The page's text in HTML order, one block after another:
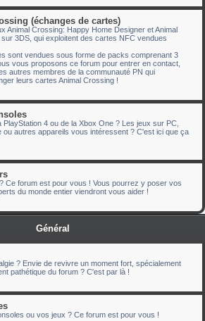
(échanges de cartes)
Animal Crossing: Happy Home Designer et Animal
3DS, qui exploitent des cartes NFC vendues
sont vendues sous forme de packs comprenant 3
vous proposons ce forum pour entrer en contact,
autres membres de la communauté PN qui
leurs cartes Animal Crossing !
PlayStation 4 ou de la Xbox One ? Les jeux sur PC,
ou autres appareils vous intéressent ? C'est ici que ça
Ce forum est pour vous ! Vous pourrez y poser vos
du monde entier viendront vous aider !
Général
? Envie de revivre un moment fort, spécialement
pathétique du forum ? C'est par là !
ou vos jeux ? Ce forum est pour vous !